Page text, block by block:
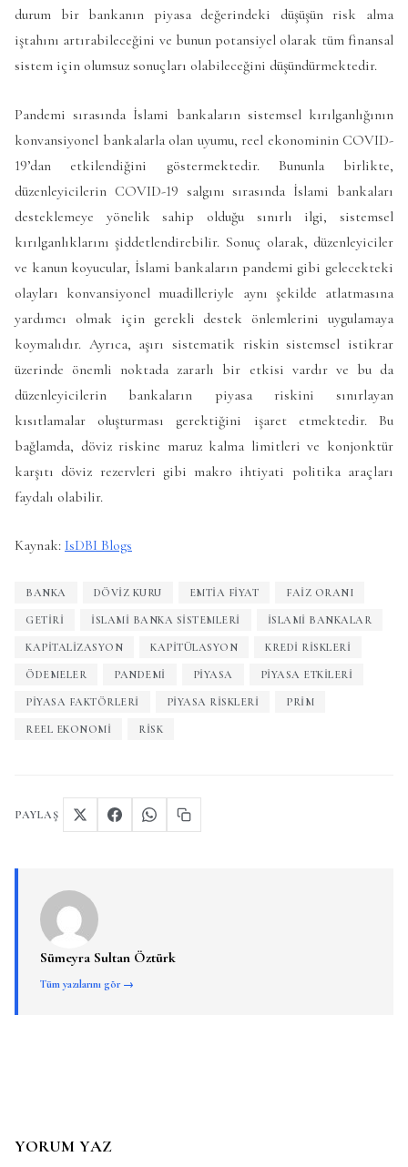
durum bir bankanın piyasa değerindeki düşüşün risk alma
iştahını artırabileceğini ve bunun potansiyel olarak tüm finansal
sistem için olumsuz sonuçları olabileceğini düşündürmektedir.
Pandemi sırasında İslami bankaların sistemsel kırılganlığının
konvansiyonel bankalarla olan uyumu, reel ekonominin COVID-
19’dan etkilendiğini göstermektedir. Bununla birlikte,
düzenleyicilerin COVID-19 salgını sırasında İslami bankaları
desteklemeye yönelik sahip olduğu sınırlı ilgi, sistemsel
kırılganlıklarını şiddetlendirebilir. Sonuç olarak, düzenleyiciler
ve kanun koyucular, İslami bankaların pandemi gibi gelecekteki
olayları konvansiyonel muadilleriyle aynı şekilde atlatmasına
yardımcı olmak için gerekli destek önlemlerini uygulamaya
koymalıdır. Ayrıca, aşırı sistematik riskin sistemsel istikrar
üzerinde önemli noktada zararlı bir etkisi vardır ve bu da
düzenleyicilerin bankaların piyasa riskini sınırlayan
kısıtlamalar oluşturması gerektiğini işaret etmektedir. Bu
bağlamda, döviz riskine maruz kalma limitleri ve konjonktür
karşıtı döviz rezervleri gibi makro ihtiyati politika araçları
faydalı olabilir.
Kaynak: IsDBI Blogs
BANKA DÖVIZ KURU EMTIA FIYAT FAIZ ORANI
GETIRI ISLAMI BANKA SISTEMLERI İSLAMI BANKALAR
KAPITALIZASYON KAPITÜLASYON KREDI RISKLERI
ÖDEMELER PANDEMI PIYASA PIYASA ETKILERI
PIYASA FAKTÖRLERI PIYASA RISKLERI PRIM
REEL EKONOMI RISK
PAYLAŞ
Sümeyra Sultan Öztürk
Tüm yazılarını gör →
YORUM YAZ